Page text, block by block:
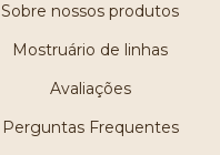
Sobre nossos produtos
Mostruário de linhas
Avaliações
Perguntas Frequentes